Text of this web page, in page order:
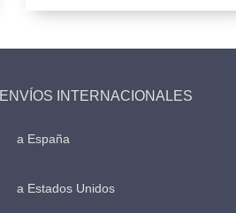
ENVÍOS INTERNACIONALES
a España
a Estados Unidos